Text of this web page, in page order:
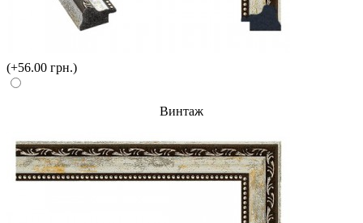
(+56.00 грн.)
Винтаж